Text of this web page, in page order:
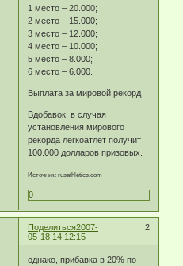
1 место – 20.000;
2 место – 15.000;
3 место – 12.000;
4 место – 10.000;
5 место – 8.000;
6 место – 6.000.
Выплата за мировой рекорд
Вдобавок, в случая
установления мирового
рекорда легкоатлет получит
100.000 долларов призовых.
Источник: rusathletics.com
0
Поделиться 2
2007-
05-18 14:12:15
однако, прибавка в 20% по